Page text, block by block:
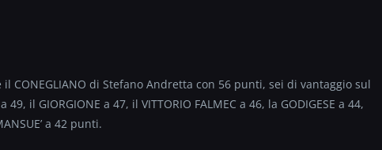
CONEGLIANO di Stefano Andretta con 56 punti, sei di vantaggio sul
49, il GIORGIONE a 47, il VITTORIO FALMEC a 46, la GODIGESE a 44,
a 42 punti.